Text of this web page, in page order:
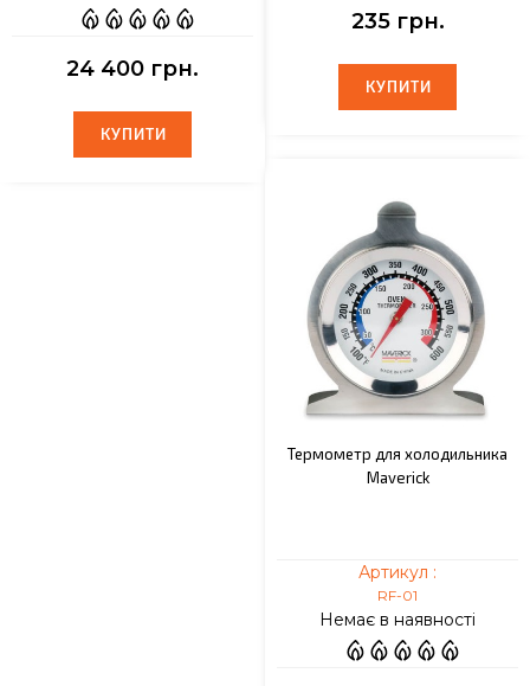
24 400 грн.
КУПИТИ
КУПИТИ
235 грн.
КУПИТИ
КУПИТИ
Термометр для холодильника
Maverick
Артикул :
RF-01
Немає в наявності